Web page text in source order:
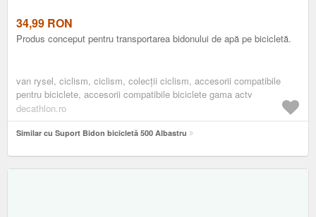
34,99 RON
Produs conceput pentru transportarea bidonului de apă pe bicicletă.
van rysel, ciclism, ciclism, colecții ciclism, accesorii compatibile
pentru biciclete, accesorii compatibile biciclete gama actv
decathlon.ro
Similar cu Suport Bidon bicicletă 500 Albastru